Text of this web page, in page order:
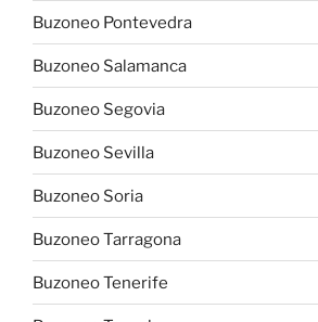
Buzoneo Pontevedra
Buzoneo Salamanca
Buzoneo Segovia
Buzoneo Sevilla
Buzoneo Soria
Buzoneo Tarragona
Buzoneo Tenerife